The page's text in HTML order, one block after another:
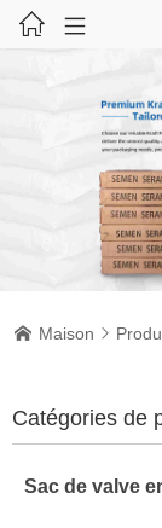
 
 Maison 
Catégories de
Sac de valve